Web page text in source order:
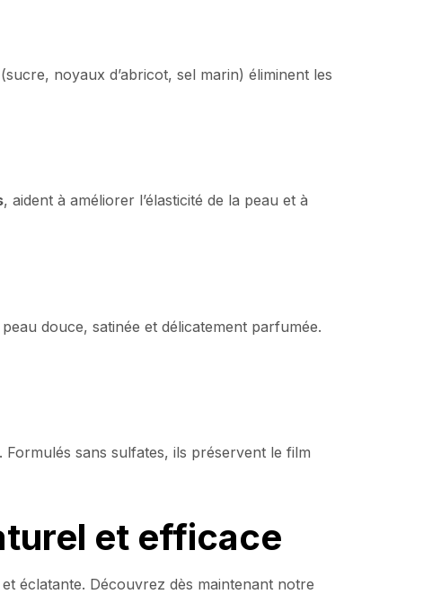
noyaux d’abricot, sel marin) éliminent les
, aident à améliorer l’élasticité de la peau et à
douce, satinée et délicatement parfumée.
Formulés sans sulfates, ils préservent le film
et efficace
éclatante. Découvrez dès maintenant notre